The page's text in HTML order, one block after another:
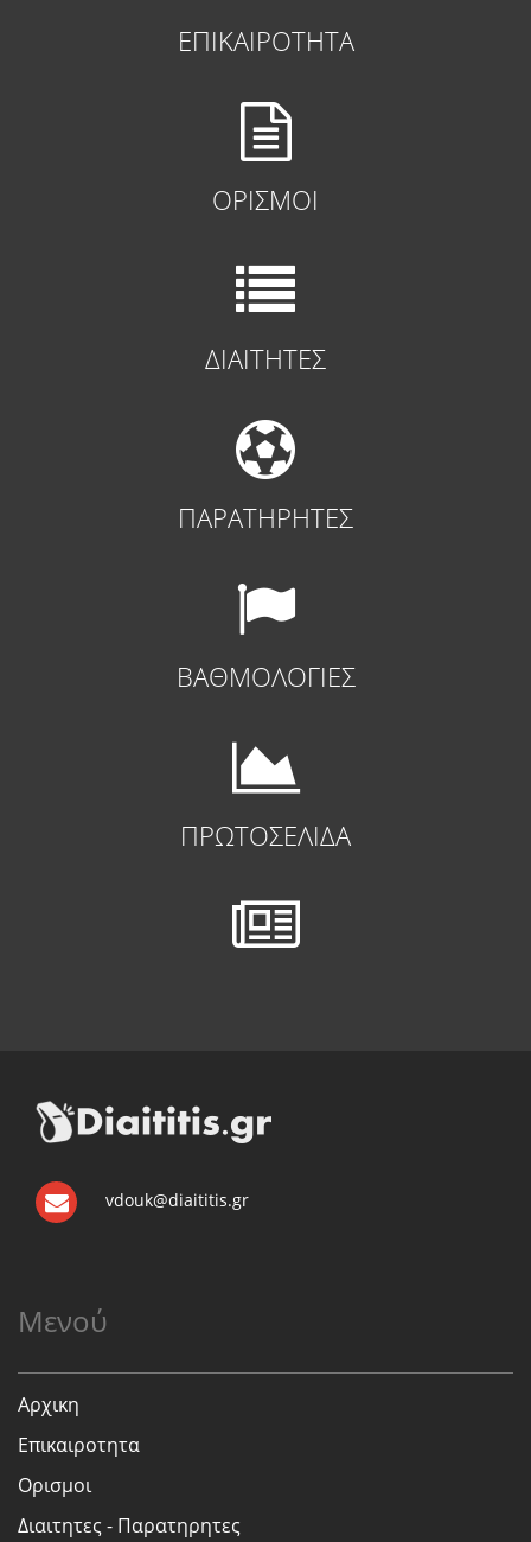
ΕΠΙΚΑΙΡΟΤΗΤΑ
ΟΡΙΣΜΟΙ
ΔΙΑΙΤΗΤΕΣ
ΠΑΡΑΤΗΡΗΤΕΣ
ΒΑΘΜΟΛΟΓΙΕΣ
ΠΡΩΤΟΣΕΛΙΔΑ
vdouk@diaititis.gr
Μενού
Αρχικη
Επικαιροτητα
Ορισμοι
Διαιτητες - Παρατηρητες